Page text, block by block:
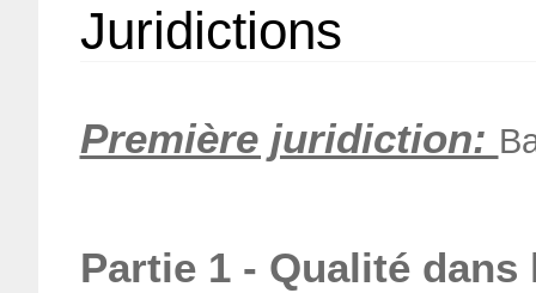
Juridictions
Première juridiction:
Partie 1 - Qualité